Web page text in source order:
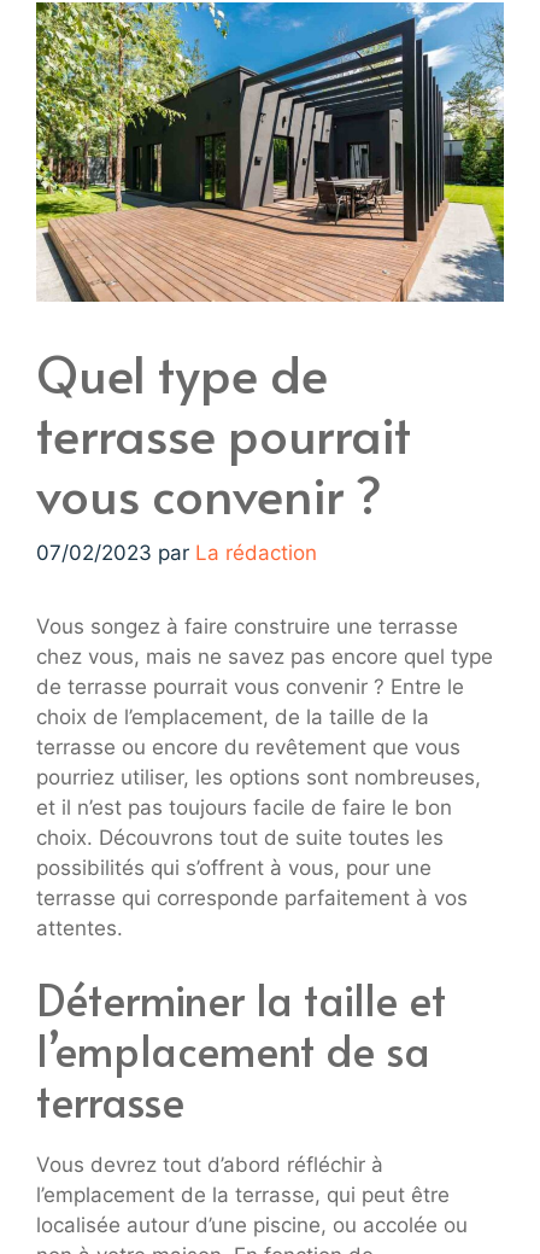
Quel type de
terrasse pourrait
vous convenir ?
07/02/2023 par La rédaction
Vous songez à faire construire une terrasse
chez vous, mais ne savez pas encore quel type
de terrasse pourrait vous convenir ? Entre le
choix de l’emplacement, de la taille de la
terrasse ou encore du revêtement que vous
pourriez utiliser, les options sont nombreuses,
et il n’est pas toujours facile de faire le bon
choix. Découvrons tout de suite toutes les
possibilités qui s’offrent à vous, pour une
terrasse qui corresponde parfaitement à vos
attentes.
Déterminer la taille et
l’emplacement de sa
terrasse
Vous devrez tout d’abord réfléchir à
l’emplacement de la terrasse, qui peut être
localisée autour d’une piscine, ou accolée ou